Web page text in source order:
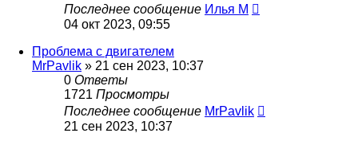
Последнее сообщение Илья М
04 окт 2023, 09:55
Проблема с двигателем
MrPavlik » 21 сен 2023, 10:37
0 Ответы
1721 Просмотры
Последнее сообщение MrPavlik
21 сен 2023, 10:37